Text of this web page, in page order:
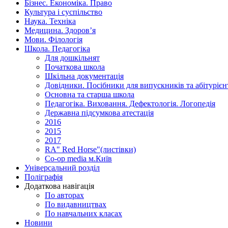
Бізнес. Економіка. Право
Культура і суспільство
Наука. Техніка
Медицина. Здоров’я
Мови. Філологія
Школа. Педагогіка
Для дошкільнят
Початкова школа
Шкільна документація
Довідники. Посібники для випускників та
Основна та старша школа
Педагогіка. Виховання. Дефектологія. Логопедія
Державна підсумкова атестація
2016
2015
2017
RA" Red Horse"(листівки)
Co-op media м.Київ
Універсальний розділ
Поліграфія
Додаткова навігація
По авторах
По видавництвах
По навчальних класах
Новини